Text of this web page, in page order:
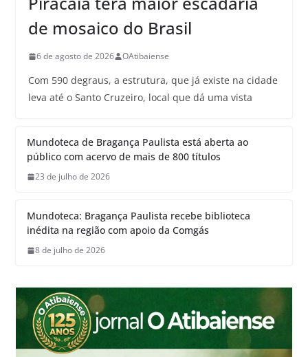
de mosaico do Brasil
6 de agosto de 2026 OAtibaiense
Com 590 degraus, a estrutura, que já existe na cidade
leva até o Santo Cruzeiro, local que dá uma vista
Mundoteca de Bragança Paulista está aberta ao
público com acervo de mais de 800 títulos
23 de julho de 2026
Mundoteca: Bragança Paulista recebe biblioteca
inédita na região com apoio da Comgás
8 de julho de 2026